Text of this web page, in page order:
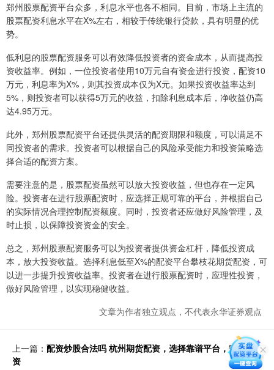
郑州股票配资平台众多，利息水平也各不相同。目前，市场上主流的
股票配资利息水平在X%左右，相较于传统银行贷款，具有明显的优
势。
低利息的股票配资服务可以有效降低投资者的资金成本，从而提高投
资收益率。例如，一位投资者使用10万元自有资金进行投资，配资10
万元，利息率为X%，则其投资成本仅为X元。如果投资收益率达到
5%，则投资者可以获得5万元的收益，扣除利息成本后，净收益仍高
达4.95万元。
此外，郑州股票配资平台还提供灵活的配资期限和额度，可以满足不
同投资者的需求。投资者可以根据自己的风险承受能力和投资策略选
择合适的配资方案。
需要注意的是，股票配资虽然可以放大投资收益，但也存在一定风
险。投资者在进行股票配资时，应选择正规可靠的平台，并根据自己
的实际情况合理控制配资额度。同时，投资者还应做好风险管理，及
时止损，以保障投资资金的安全。
总之，郑州股票配资服务可以为投资者提供资金杠杆，降低投资成
本，放大投资收益。选择利息低至X%的配资平台攀枝花期货配资，可
以进一步提升投资收益率。投资者在进行股票配资时，应理性投资，
做好风险管理，以实现稳健收益。
文章为作者独立观点，不代表永华证券观点
上一篇： 配资炒股合法吗 杭州期货配资，选择靠谱平台，安心投
资